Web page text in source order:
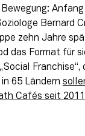
Bernard
zehn Jahre
das Format für
Franchise“,
65 Ländern
Cafés seit 2011